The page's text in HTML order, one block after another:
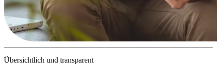
Übersichtlich und transparent